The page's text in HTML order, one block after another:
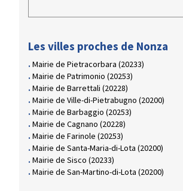
Les villes proches de Nonza
Mairie de Pietracorbara (20233)
Mairie de Patrimonio (20253)
Mairie de Barrettali (20228)
Mairie de Ville-di-Pietrabugno (20200)
Mairie de Barbaggio (20253)
Mairie de Cagnano (20228)
Mairie de Farinole (20253)
Mairie de Santa-Maria-di-Lota (20200)
Mairie de Sisco (20233)
Mairie de San-Martino-di-Lota (20200)